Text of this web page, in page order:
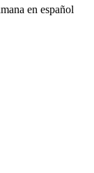
en español